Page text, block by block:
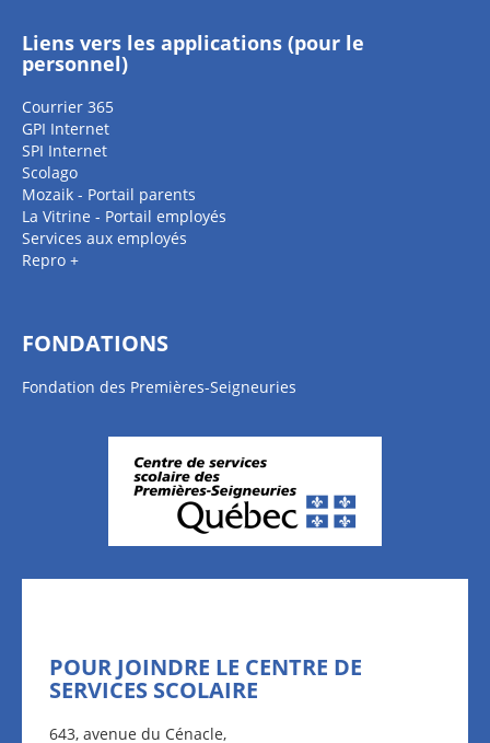
Liens vers les applications (pour le
personnel)
Courrier 365
GPI Internet
SPI Internet
Scolago
Mozaik - Portail parents
La Vitrine - Portail employés
Services aux employés
Repro +
FONDATIONS
Fondation des Premières-Seigneuries
POUR JOINDRE LE CENTRE DE
SERVICES SCOLAIRE
643, avenue du Cénacle,